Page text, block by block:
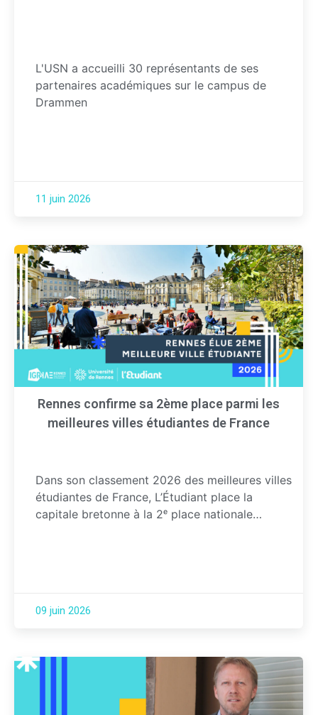
L'USN a accueilli 30 représentants de ses
partenaires académiques sur le campus de
Drammen
11 juin 2026
Rennes confirme sa 2ème place parmi les
meilleures villes étudiantes de France
Dans son classement 2026 des meilleures villes
étudiantes de France, L’Étudiant place la
capitale bretonne à la 2ᵉ place nationale…
09 juin 2026